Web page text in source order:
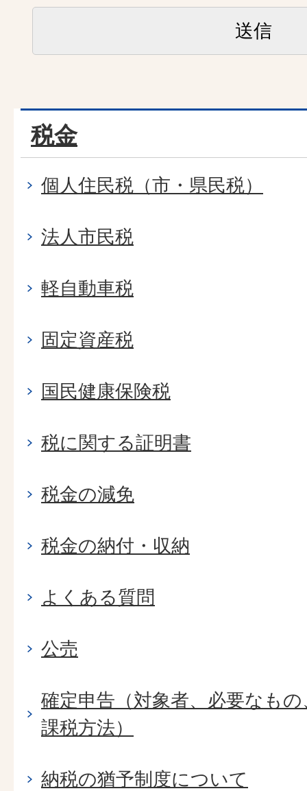
税金
個人住民税（市・県民税）
法人市民税
軽自動車税
固定資産税
国民健康保険税
税に関する証明書
税金の減免
税金の納付・収納
よくある質問
公売
確定申告（対象者、必要なも
課税方法）
納税の猶予制度について